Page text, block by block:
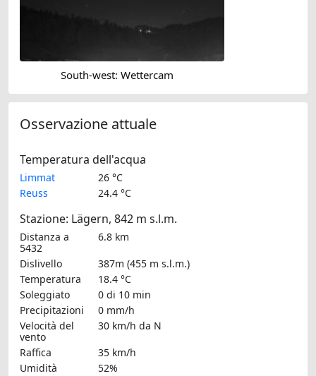
South-west: Wettercam
Osservazione attuale
Temperatura dell'acqua
Limmat
26 °C
Reuss
24.4 °C
Stazione: Lägern, 842 m s.l.m.
Distanza a
5432
6.8 km
Dislivello
387m (455 m s.l.m.)
Temperatura
18.4 °C
Soleggiato
0 di 10 min
Precipitazioni
0 mm/h
Velocità del
vento
30 km/h da N
Raffica
35 km/h
Umidità
52%